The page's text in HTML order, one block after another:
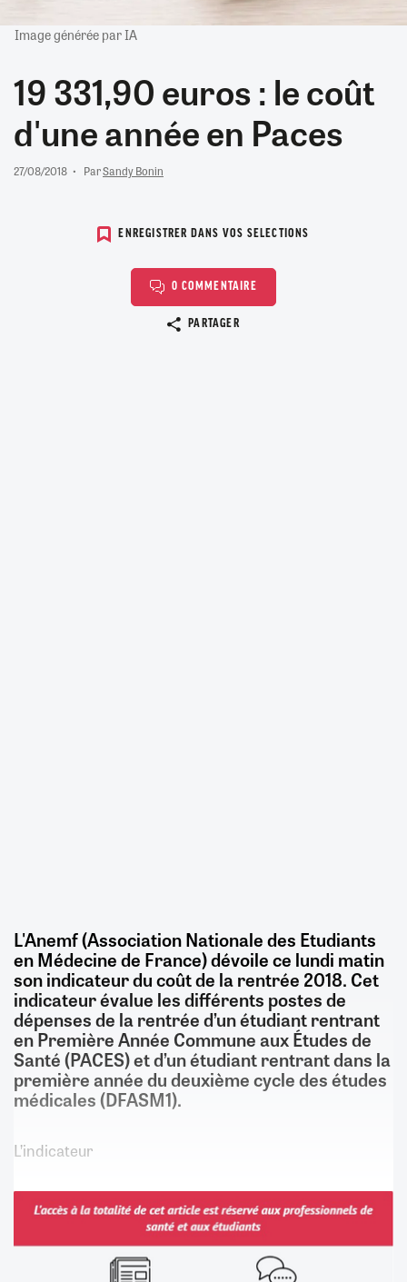
Image générée par IA
19 331,90 euros : le coût
d'une année en Paces
27/08/2018 ParSandy Bonin
ENREGISTRER DANS VOS SELECTIONS
0 COMMENTAIRE
PARTAGER
L'Anemf (Association Nationale des Etudiants
en Médecine de France) dévoile ce lundi matin
son indicateur du coût de la rentrée 2018. Cet
indicateur évalue les différents postes de
dépenses de la rentrée d’un étudiant rentrant
en Première Année Commune aux Études de
Santé (PACES) et d’un étudiant rentrant dans la
première année du deuxième cycle des études
médicales (DFASM1).
L’indicateur